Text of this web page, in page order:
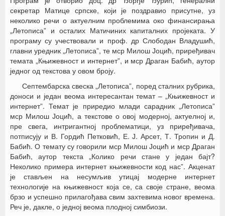
секретар Матице српске, који је поздравио присутне, уз
неколико речи о актуелним проблемима око финансирања
„Летописа” и осталих Матичиних капиталних пројеката. У
програму су учествовали и проф. др Слободан Владушић,
главни уредник „Летописа”, те мср Милош Јоцић, приређивач
темата „Књижевност и интернет”, и мср Драган Бабић, аутор
једног од текстова у овом броју.
Септембарска свеска „Летописа”, поред сталних рубрика,
доноси и један веома интересантан темат – „Књижевност и
интернет”. Темат је приредио млади сарадник „Летописа”
мср Милош Јоцић, а текстове о овој модерној, актуелној и,
пре свега, интригантној проблематици, уз приређивача,
потписују и В. Гордић Петковић, Е. Ј. Арсет, Т. Тропин и Д.
Бабић. О темату су говорили мср Милош Јоцић и мср Драган
Бабић, аутор текста „Колико речи стане у један бајт?
Неколико примера интернет књижевности код нас”. Акценат
је стављен на несумљив утицај модерне интернет
технологије на књижевност која се, са своје стране, веома
брзо и успешно прилагођава свим захтевима новог времена.
Реч је, дакле, о једној веома плодној симбиози.